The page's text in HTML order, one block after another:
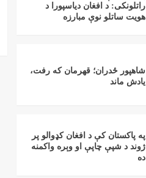
راتلونکی: د افغان دیاسپورا د
هویت ساتلو نوې مبارزه
شاهپور ځدران؛ قهرمان که رفت،
یادش ماند
په پاکستان کې د افغان کډوالو پر
ژوند د شپې چاپې او وېره واکمنه
ده